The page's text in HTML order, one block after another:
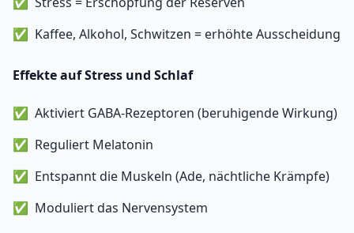
Kaffee, Alkohol, Schwitzen = erhöhte Ausscheidung
Effekte auf Stress und Schlaf
Aktiviert GABA-Rezeptoren (beruhigende Wirkung)
Reguliert Melatonin
Entspannt die Muskeln (Ade, nächtliche Krämpfe)
Moduliert das Nervensystem